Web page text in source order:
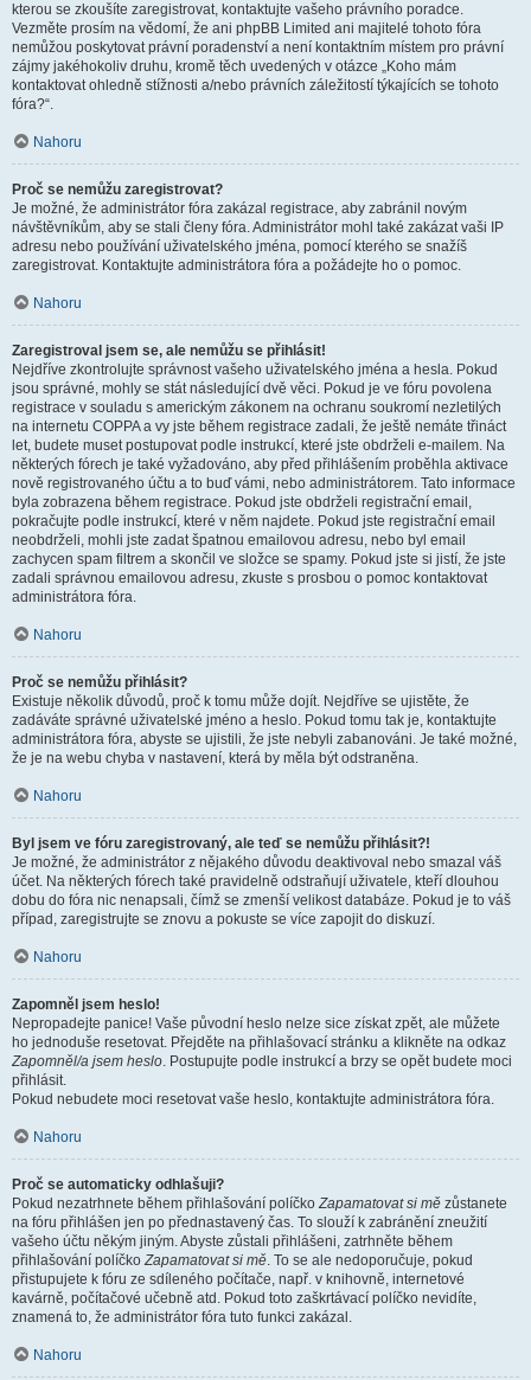
kterou se zkoušíte zaregistrovat, kontaktujte vašeho právního poradce.
Vezměte prosím na vědomí, že ani phpBB Limited ani majitelé tohoto fóra
nemůžou poskytovat právní poradenství a není kontaktním místem pro právní
zájmy jakéhokoliv druhu, kromě těch uvedených v otázce „Koho mám
kontaktovat ohledně stížnosti a/nebo právních záležitostí týkajících se tohoto
fóra?“.
Nahoru
Proč se nemůžu zaregistrovat?
Je možné, že administrátor fóra zakázal registrace, aby zabránil novým
návštěvníkům, aby se stali členy fóra. Administrátor mohl také zakázat vaši IP
adresu nebo používání uživatelského jména, pomocí kterého se snažíš
zaregistrovat. Kontaktujte administrátora fóra a požádejte ho o pomoc.
Nahoru
Zaregistroval jsem se, ale nemůžu se přihlásit!
Nejdříve zkontrolujte správnost vašeho uživatelského jména a hesla. Pokud
jsou správné, mohly se stát následující dvě věci. Pokud je ve fóru povolena
registrace v souladu s americkým zákonem na ochranu soukromí nezletilých
na internetu COPPA a vy jste během registrace zadali, že ještě nemáte třináct
let, budete muset postupovat podle instrukcí, které jste obdrželi e-mailem. Na
některých fórech je také vyžadováno, aby před přihlášením proběhla aktivace
nově registrovaného účtu a to buď vámi, nebo administrátorem. Tato informace
byla zobrazena během registrace. Pokud jste obdrželi registrační email,
pokračujte podle instrukcí, které v něm najdete. Pokud jste registrační email
neobdrželi, mohli jste zadat špatnou emailovou adresu, nebo byl email
zachycen spam filtrem a skončil ve složce se spamy. Pokud jste si jistí, že jste
zadali správnou emailovou adresu, zkuste s prosbou o pomoc kontaktovat
administrátora fóra.
Nahoru
Proč se nemůžu přihlásit?
Existuje několik důvodů, proč k tomu může dojít. Nejdříve se ujistěte, že
zadáváte správné uživatelské jméno a heslo. Pokud tomu tak je, kontaktujte
administrátora fóra, abyste se ujistili, že jste nebyli zabanováni. Je také možné,
že je na webu chyba v nastavení, která by měla být odstraněna.
Nahoru
Byl jsem ve fóru zaregistrovaný, ale teď se nemůžu přihlásit?!
Je možné, že administrátor z nějakého důvodu deaktivoval nebo smazal váš
účet. Na některých fórech také pravidelně odstraňují uživatele, kteří dlouhou
dobu do fóra nic nenapsali, čímž se zmenší velikost databáze. Pokud je to váš
případ, zaregistrujte se znovu a pokuste se více zapojit do diskuzí.
Nahoru
Zapomněl jsem heslo!
Nepropadejte panice! Vaše původní heslo nelze sice získat zpět, ale můžete
ho jednoduše resetovat. Přejděte na přihlašovací stránku a klikněte na odkaz
Zapomněl/a jsem heslo. Postupujte podle instrukcí a brzy se opět budete moci
přihlásit.
Pokud nebudete moci resetovat vaše heslo, kontaktujte administrátora fóra.
Nahoru
Proč se automaticky odhlašuji?
Pokud nezatrhnete během přihlašování políčkoZapamatovat si mě zůstanete
na fóru přihlášen jen po přednastavený čas. To slouží k zabránění zneužití
vašeho účtu někým jiným. Abyste zůstali přihlášeni, zatrhněte během
přihlašování políčkoZapamatovat si mě. To se ale nedoporučuje, pokud
přistupujete k fóru ze sdíleného počítače, např. v knihovně, internetové
kavárně, počítačové učebně atd. Pokud toto zaškrtávací políčko nevidíte,
znamená to, že administrátor fóra tuto funkci zakázal.
Nahoru